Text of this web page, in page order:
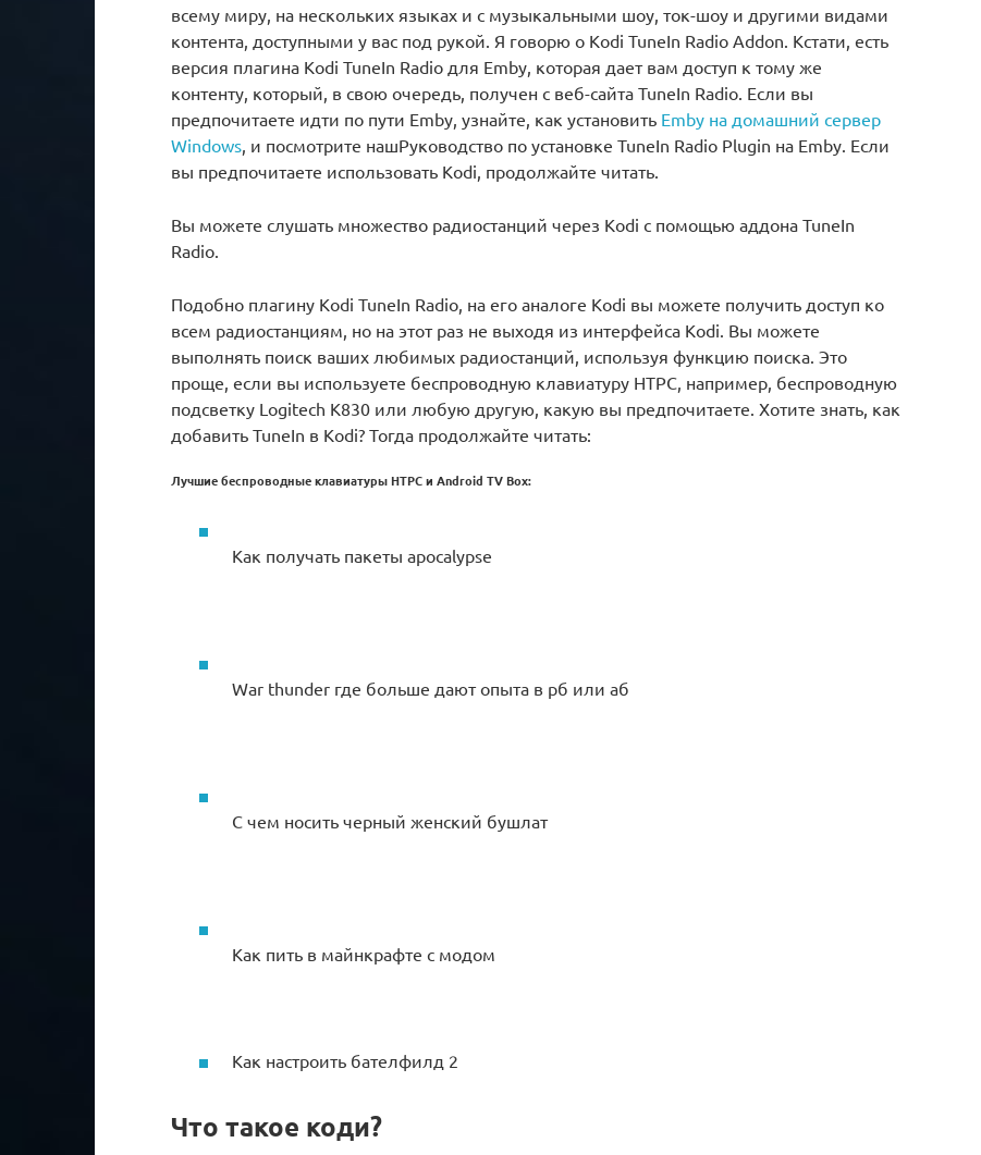
всему миру, на нескольких языках и с музыкальными шоу, ток-шоу и другими видами
контента, доступными у вас под рукой. Я говорю о Kodi TuneIn Radio Addon. Кстати, есть
версия плагина Kodi TuneIn Radio для Emby, которая дает вам доступ к тому же
контенту, который, в свою очередь, получен с веб-сайта TuneIn Radio. Если вы
предпочитаете идти по пути Emby, узнайте, как установить Emby на домашний сервер
Windows , и посмотрите нашРуководство по установке TuneIn Radio Plugin на Emby. Если
вы предпочитаете использовать Kodi, продолжайте читать.
Вы можете слушать множество радиостанций через Kodi с помощью аддона TuneIn
Radio.
Подобно плагину Kodi TuneIn Radio, на его аналоге Kodi вы можете получить доступ ко
всем радиостанциям, но на этот раз не выходя из интерфейса Kodi. Вы можете
выполнять поиск ваших любимых радиостанций, используя функцию поиска. Это
проще, если вы используете беспроводную клавиатуру HTPC, например, беспроводную
подсветку Logitech K830 или любую другую, какую вы предпочитаете. Хотите знать, как
добавить TuneIn в Kodi? Тогда продолжайте читать:
Лучшие беспроводные клавиатуры HTPC и Android TV Box:
Как получать пакеты apocalypse
War thunder где больше дают опыта в рб или аб
С чем носить черный женский бушлат
Как пить в майнкрафте с модом
Как настроить бателфилд 2
Что такое коди?